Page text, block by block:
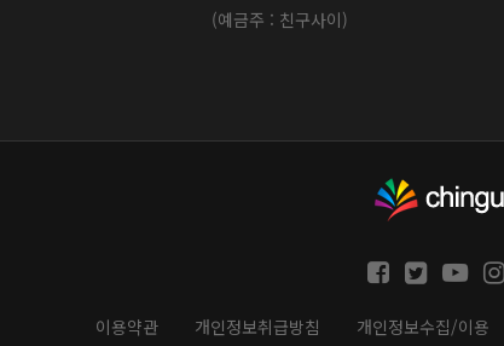
(예금주 : 친구사이)
이용약관 개인정보취급방침 개인정보수집/이용